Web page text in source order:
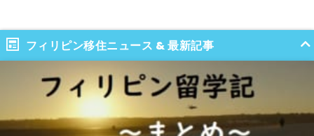
フィリピン移住ニュース & 最新記事